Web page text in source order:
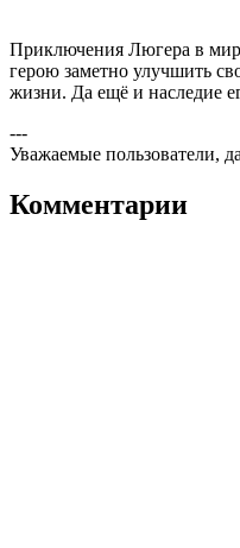
Приключения Люгера в
герою заметно улучшить
жизни. Да ещё и наследие
---
Уважаемые пользователи,
Комментарии